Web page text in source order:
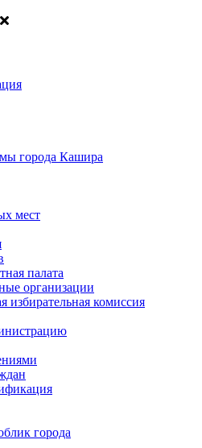
города Кашира
мест
палата
организации
избирательная комиссия
города